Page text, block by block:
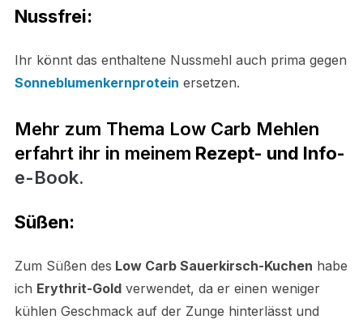
Nussfrei:
Ihr könnt das enthaltene Nussmehl auch prima gegen
Sonneblumenkernprotein ersetzen.
Mehr zum Thema Low Carb Mehlen
erfahrt ihr in meinem Rezept- und Info-
e-Book.
Süßen:
Zum Süßen des Low Carb Sauerkirsch-Kuchen habe
ich Erythrit-Goldverwendet, da er einen weniger
kühlen Geschmack auf der Zunge hinterlässt und